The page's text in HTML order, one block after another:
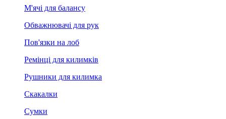
М'ячі для балансу
Обважнювачі для рук
Пов'язки на лоб
Ремінці для килимків
Рушники для килимка
Скакалки
Сумки